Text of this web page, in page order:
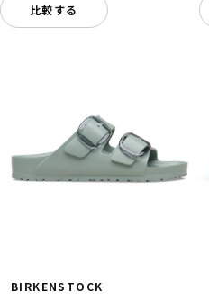
比較する
BIRKENSTOCK